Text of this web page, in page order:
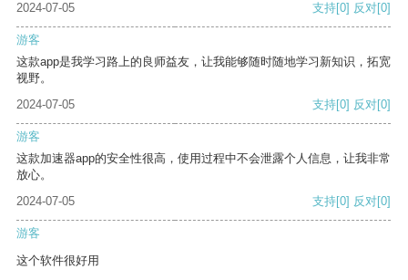
2024-07-05 支持[0] 反对[0]
游客
这款app是我学习路上的良师益友，让我能够随时随地学习新知识，拓宽
视野。
2024-07-05
支持[0] 反对[0]
游客
这款加速器app的安全性很高，使用过程中不会泄露个人信息，让我非常
放心。
2024-07-05
支持[0] 反对[0]
游客
这个软件很好用